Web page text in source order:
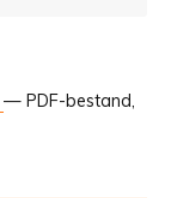
— PDF-bestand,